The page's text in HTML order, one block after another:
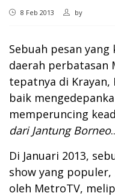
8 Feb 2013 by
Sebuah pesan
daerah perbatasan
tepatnya di Krayan,
baik
memperuncing
dari Jantung Borneo
Di Januari 2013,
show yang populer,
oleh MetroTV,